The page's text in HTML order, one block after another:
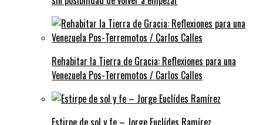
Rehabitar la Tierra de Gracia: Reflexiones para una
Venezuela Pos-Terremotos / Carlos Calles
Estirpe de sol y fe – Jorge Euclídes Ramírez